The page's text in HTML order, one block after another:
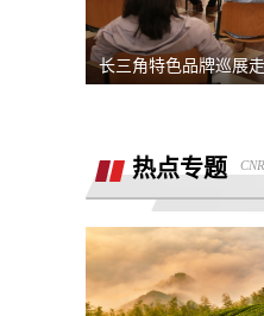
同程金融套路
能借款，没用
买车锁单前不
退还定金2000
骗子上门推销
下手
长三角特色品牌巡展
热点专题